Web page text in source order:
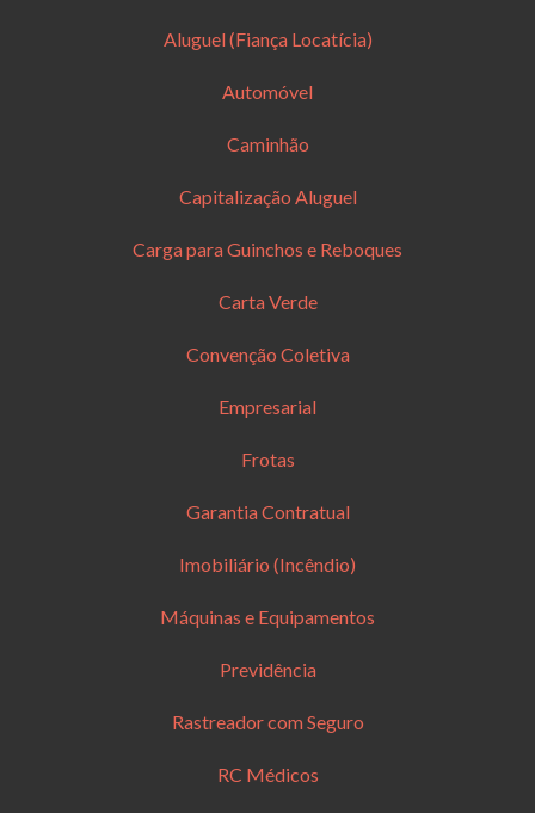
Aluguel (Fiança Locatícia)
Automóvel
Caminhão
Capitalização Aluguel
Carga para Guinchos e Reboques
Carta Verde
Convenção Coletiva
Empresarial
Frotas
Garantia Contratual
Imobiliário (Incêndio)
Máquinas e Equipamentos
Previdência
Rastreador com Seguro
RC Médicos